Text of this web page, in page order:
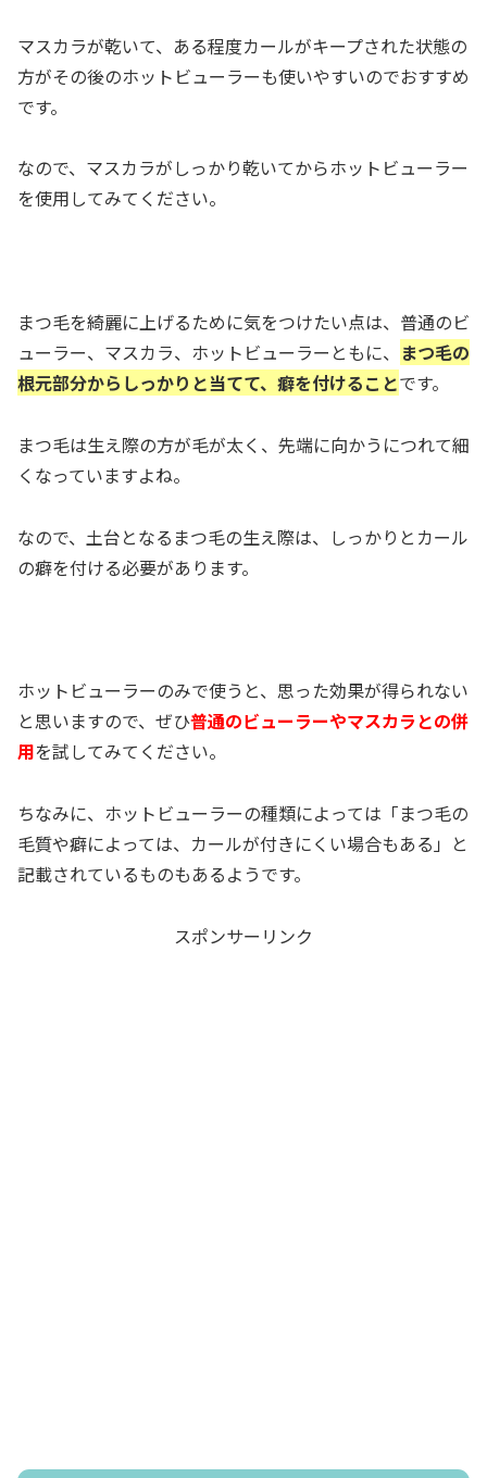
マスカラが乾いて、ある程度カールがキープされた状態の
方がその後のホットビューラーも使いやすいのでおすすめ
です。
なので、マスカラがしっかり乾いてからホットビューラー
を使用してみてください。
まつ毛を綺麗に上げるために気をつけたい点は、普通のビ
ューラー、マスカラ、ホットビューラーともに、 まつ毛の
根元部分からしっかりと当てて、癖を付けることです。
まつ毛は生え際の方が毛が太く、先端に向かうにつれて細
くなっていますよね。
なので、土台となるまつ毛の生え際は、しっかりとカール
の癖を付ける必要があります。
ホットビューラーのみで使うと、思った効果が得られない
と思いますので、ぜひ普通のビューラーやマスカラとの併
用を試してみてください。
ちなみに、ホットビューラーの種類によっては「まつ毛の
毛質や癖によっては、カールが付きにくい場合もある」と
記載されているものもあるようです。
スポンサーリンク